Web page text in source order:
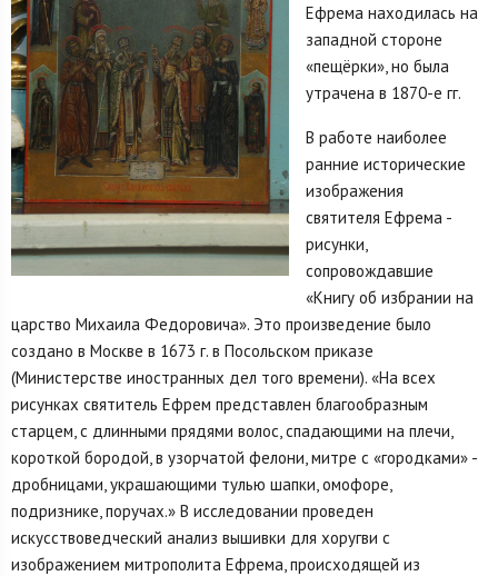
Ефрема находилась на
западной стороне
«пещёрки», но была
утрачена в 1870-е гг.
В работе наиболее
ранние исторические
изображения
святителя Ефрема -
рисунки,
сопровождавшие
«Книгу об избрании на
царство Михаила Федоровича». Это произведение было
создано в Москве в 1673 г. в Посольском приказе
(Министерстве иностранных дел того времени). «На всех
рисунках святитель Ефрем представлен благообразным
старцем, с длинными прядями волос, спадающими на плечи,
короткой бородой, в узорчатой фелони, митре с «городками» -
дробницами, украшающими тулью шапки, омофоре,
подризнике, поручах.» В исследовании проведен
искусствоведческий анализ вышивки для хоругви с
изображением митрополита Ефрема, происходящей из